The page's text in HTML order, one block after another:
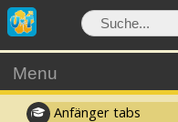
Menu
Anfänger tabs